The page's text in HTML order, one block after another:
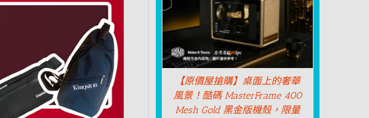
【原價屋搶購】桌面上的奢華
風景！酷碼 MasterFrame 400
Mesh Gold 黑金版機殼，限量